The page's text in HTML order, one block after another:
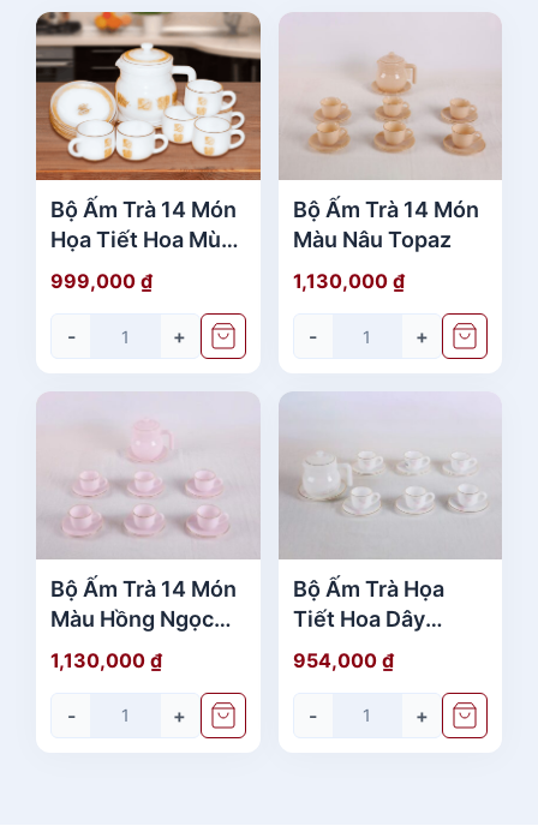
Bộ Ấm Trà 14 Món
Họa Tiết Hoa Mùa
Thu
999,000 ₫
- +
Bộ Ấm Trà 14 Món
Màu Nâu Topaz
1,130,000 ₫
- +
Bộ Ấm Trà 14 Món
Màu Hồng Ngọc
Ruby
1,130,000 ₫
- +
Bộ Ấm Trà Họa
Tiết Hoa Dây
Huyền Bí
954,000 ₫
- +